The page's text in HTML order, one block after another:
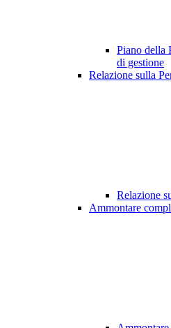
Piano della
di gestione
Relazione sulla
Relazione
Ammontare